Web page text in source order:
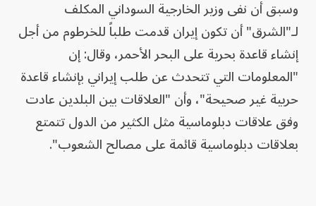
وسبق أن نفى وزير الخارجية السوداني المكلف
لـ"الشرق" أن تكون إيران قدمت طلباً للخرطوم من أجل
إنشاء قاعدة بحرية على البحر الأحمر، وقال: إن
"المعلومات التي تتحدث عن طلب إيراني بإنشاء قاعدة
حربية غير صحيحة"، وأن "العلاقات بين البلدين عادت
وفق علاقات دبلوماسية مثل الكثير من الدول تتمتع
بعلاقات دبلوماسية قائمة على مصالح الشعوب".